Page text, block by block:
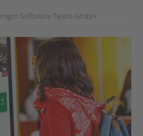
mgm Software Team GmbH